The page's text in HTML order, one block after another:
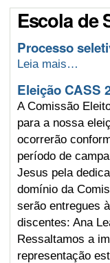
Escola de
Processo
Processo
para
contratação
de
professor
(a)
substituto
(a)
2026
-
Leia mais…
Eleição CASS
A Comissão
para a nossa
ocorrerão
período de
Jesus pela
domínio da
serão entregues
discentes: Ana
Ressaltamos a
representação